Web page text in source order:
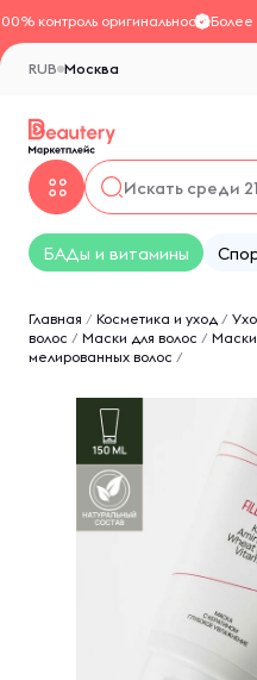
контроль оригинальностиБолее
Москва
RUB
БАДы и витамины
Главная / Косметика и уход /
волос / Маски для волос / Маски
мелированных волос /